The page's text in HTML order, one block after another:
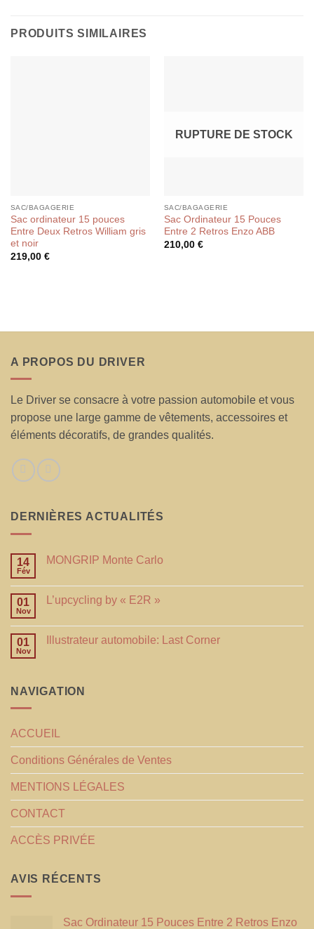
PRODUITS SIMILAIRES
SAC/BAGAGERIE
Sac ordinateur 15 pouces
Entre Deux Retros William gris
et noir
219,00 €
RUPTURE DE STOCK
SAC/BAGAGERIE
Sac Ordinateur 15 Pouces
Entre 2 Retros Enzo ABB
210,00 €
A PROPOS DU DRIVER
Le Driver se consacre à votre passion automobile et vous
propose une large gamme de vêtements, accessoires et
éléments décoratifs, de grandes qualités.
DERNIÈRES ACTUALITÉS
14
Fév
MONGRIP Monte Carlo
01
Nov
L’upcycling by « E2R »
01
Nov
Illustrateur automobile: Last Corner
NAVIGATION
ACCUEIL
Conditions Générales de Ventes
MENTIONS LÉGALES
CONTACT
ACCÈS PRIVÉE
AVIS RÉCENTS
Sac Ordinateur 15 Pouces Entre 2 Retros Enzo